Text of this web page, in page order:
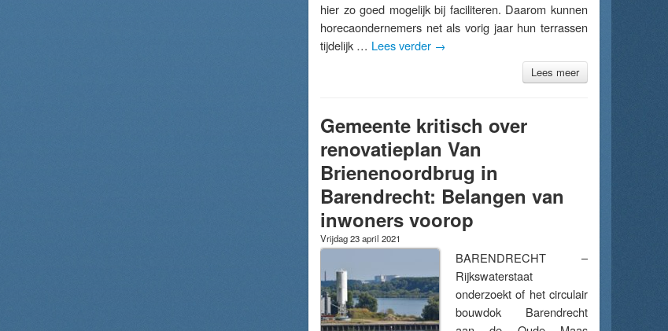
hier zo goed mogelijk bij faciliteren. Daarom kunnen
horecaondernemers net als vorig jaar hun terrassen
tijdelijk … Lees verder →
Lees meer
Gemeente kritisch over
renovatieplan Van
Brienenoordbrug in
Barendrecht: Belangen van
inwoners voorop
Vrijdag 23 april 2021
BARENDRECHT –
Rijkswaterstaat
onderzoekt of het circulair
bouwdok Barendrecht